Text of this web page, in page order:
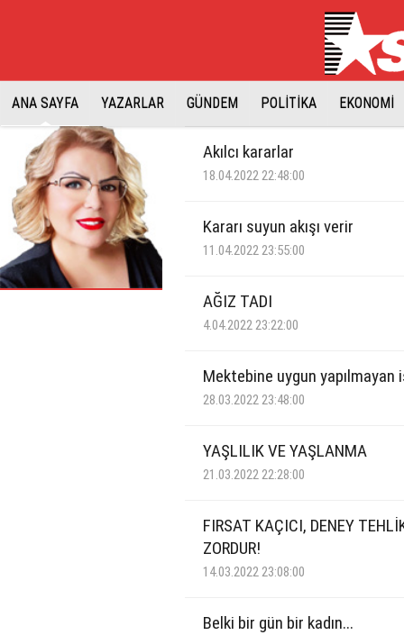
ANA SAYFA YAZARLAR GÜNDEM POLİTİKA EKONOMİ
Akılcı kararlar
18.04.2022 22:48:00
Kararı suyun akışı verir
11.04.2022 23:55:00
AĞIZ TADI
4.04.2022 23:22:00
Mektebine uygun yapılmayan
28.03.2022 23:48:00
YAŞLILIK VE YAŞLANMA
21.03.2022 22:28:00
FIRSAT KAÇICI, DENEY
ZORDUR!
14.03.2022 23:08:00
Belki bir gün bir kadın...